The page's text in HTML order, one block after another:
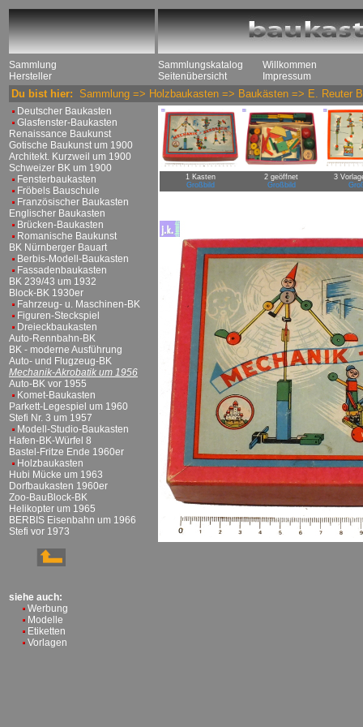
Sammlung
Hersteller
Sammlungskatalog
Seitenübersicht
Willkommen
Impressum
Du bist hier: Sammlung => Holzbaukasten => Baukästen => E. Reuter
Deutscher Baukasten
Glasfenster-Baukasten
Renaissance Baukunst
Gotische Baukunst um 1900
Architekt. Kurzweil um 1900
Schweizer BK um 1900
Fensterbaukasten
Fröbels Bauschule
Französischer Baukasten
Englischer Baukasten
Brücken-Baukasten
Romanische Baukunst
BK Nürnberger Bauart
Berbis-Modell-Baukasten
Fassadenbaukasten
BK 239/43 um 1932
Block-BK 1930er
Fahrzeug- u. Maschinen-BK
Figuren-Steckspiel
Dreieckbaukasten
Auto-Rennbahn-BK
BK - moderne Ausführung
Auto- und Flugzeug-BK
Mechanik-Akrobatik um 1956
Auto-BK vor 1955
Komet-Baukasten
Parkett-Legespiel um 1960
Stefi Nr. 3 um 1957
Modell-Studio-Baukasten
Hafen-BK-Würfel 8
Bastel-Fritze Ende 1960er
Holzbaukasten
Hubi Mücke um 1963
Dorfbaukasten 1960er
Zoo-BauBlock-BK
Helikopter um 1965
BERBIS Eisenbahn um 1966
Stefi vor 1973
siehe auch:
Werbung
Modelle
Etiketten
Vorlagen
1 Kasten
Großbild
2 geöffnet
Großbild
3